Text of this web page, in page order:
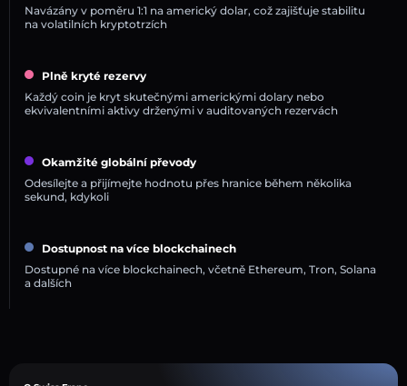
Navázány v poměru 1:1 na americký dolar, což zajišťuje stabilitu
na volatilních kryptotrzích
Plně kryté rezervy
Každý coin je kryt skutečnými americkými dolary nebo
ekvivalentními aktivy drženými v auditovaných rezervách
Okamžité globální převody
Odesílejte a přijímejte hodnotu přes hranice během několika
sekund, kdykoli
Dostupnost na více blockchainech
Dostupné na více blockchainech, včetně Ethereum, Tron, Solana
a dalších